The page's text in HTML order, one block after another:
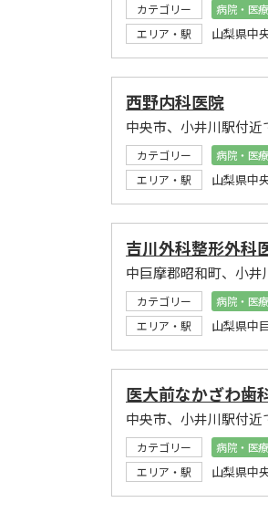
カテゴリー 病院・医療
エリア・駅
山梨県中
西野内科医院
中央市、小井川駅付
カテゴリー 病院・医療
エリア・駅
山梨県中
吉川外科整形外科
中巨摩郡昭和町、小
カテゴリー 病院・医療
エリア・駅
山梨県中
医大前なかざわ歯
中央市、小井川駅付
カテゴリー 病院・医療
エリア・駅
山梨県中